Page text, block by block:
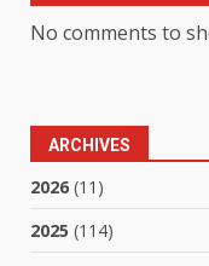
No comments to
ARCHIVES
2026 (11)
2025 (114)